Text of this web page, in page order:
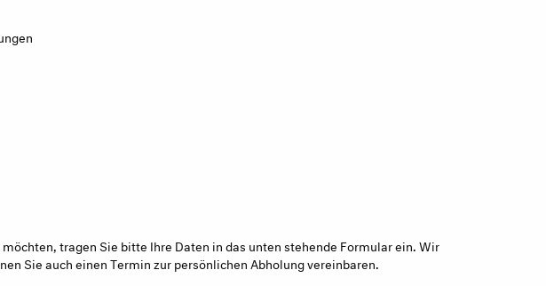
tragen Sie bitte Ihre Daten in das unten stehende Formular ein. Wir
Sie auch einen Termin zur persönlichen Abholung vereinbaren.